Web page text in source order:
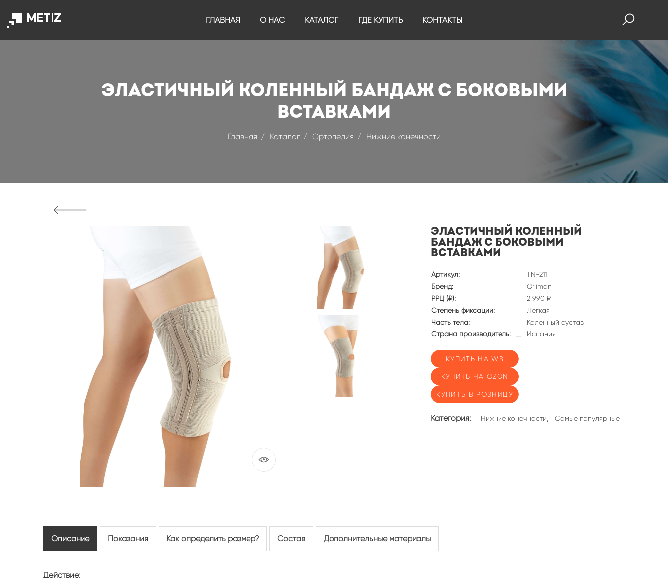
ГЛАВНАЯ О НАС КАТАЛОГ ГДЕ КУПИТЬ КОНТАКТЫ
Эластичный коленный бандаж с боковыми
вставками
Главная Каталог Ортопедия Нижние конечности
Эластичный коленный
бандаж с боковыми
вставками
Артикул:
TN-211
Бренд:
Orliman
РРЦ (₽):
2 990 ₽
Степень фиксации:
Легкая
Часть тела:
Коленный сустав
Страна производитель:
Испания
КУПИТЬ НА WB
КУПИТЬ НА OZON
КУПИТЬ В РОЗНИЦУ
Категория: Нижние конечности Самые популярные
Описание Показания Как определить размер? Состав Дополнительные материалы
Действие: